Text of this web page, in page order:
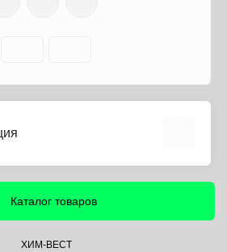
Каталог товаров
ХИМ-ВЕСТ